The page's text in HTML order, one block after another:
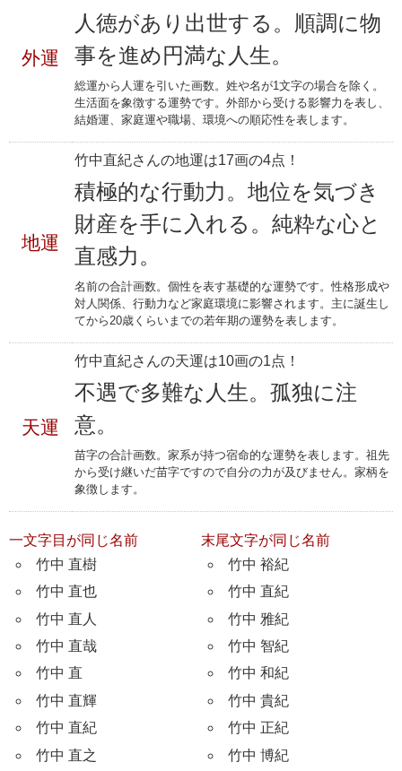
外運
人徳があり出世する。順調に物
事を進め円満な人生。
総運から人運を引いた画数。姓や名が1文字の場合を除く。
生活面を象徴する運勢です。外部から受ける影響力を表し、
結婚運、家庭運や職場、環境への順応性を表します。
地運
竹中直紀さんの地運は17画の4点！
積極的な行動力。地位を気づき
財産を手に入れる。純粋な心と
直感力。
名前の合計画数。個性を表す基礎的な運勢です。性格形成や
対人関係、行動力など家庭環境に影響されます。主に誕生し
てから20歳くらいまでの若年期の運勢を表します。
天運
竹中直紀さんの天運は10画の1点！
不遇で多難な人生。孤独に注
意。
苗字の合計画数。家系が持つ宿命的な運勢を表します。祖先
から受け継いだ苗字ですので自分の力が及びません。家柄を
象徴します。
一文字目が同じ名前
竹中 直樹
竹中 直也
竹中 直人
竹中 直哉
竹中 直
竹中 直輝
竹中 直紀
竹中 直之
末尾文字が同じ名前
竹中 裕紀
竹中 直紀
竹中 雅紀
竹中 智紀
竹中 和紀
竹中 貴紀
竹中 正紀
竹中 博紀